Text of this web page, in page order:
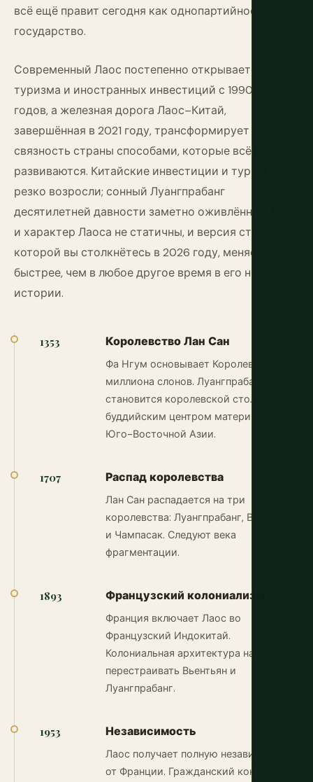
всё ещё правит сегодня как однопартийное
государство.
Современный Лаос постепенно открывается для
туризма и иностранных инвестиций с 1990-х
годов, а железная дорога Лаос–Китай,
завершённая в 2021 году, трансформирует
связность страны способами, которые всё ещё
развиваются. Китайские инвестиции и туризм
резко возросли; сонный Луангпрабанг
десятилетней давности заметно оживлённее. Темп
и характер Лаоса не статичны, и версия страны, с
которой вы столкнётесь в 2026 году, меняется
быстрее, чем в любое другое время в его недавней
истории.
1353 Королевство Лан Сан
Фа Нгум основывает Королевство
миллиона слонов. Луангпрабанг
становится королевской столицей и
буддийским центром материковой
Юго-Восточной Азии.
1707 Распад королевства
Лан Сан распадается на три
королевства: Луангпрабанг, Вьентьян
и Чампасак. Следуют века
фрагментации.
1893 Французский колониализм
Франция включает Лаос во
Французский Индокитай.
Колониальная архитектура начинает
перестраивать Вьентьян и
Луангпрабанг.
1953 Независимость
Лаос получает полную независимость
от Франции. Гражданский конфликт